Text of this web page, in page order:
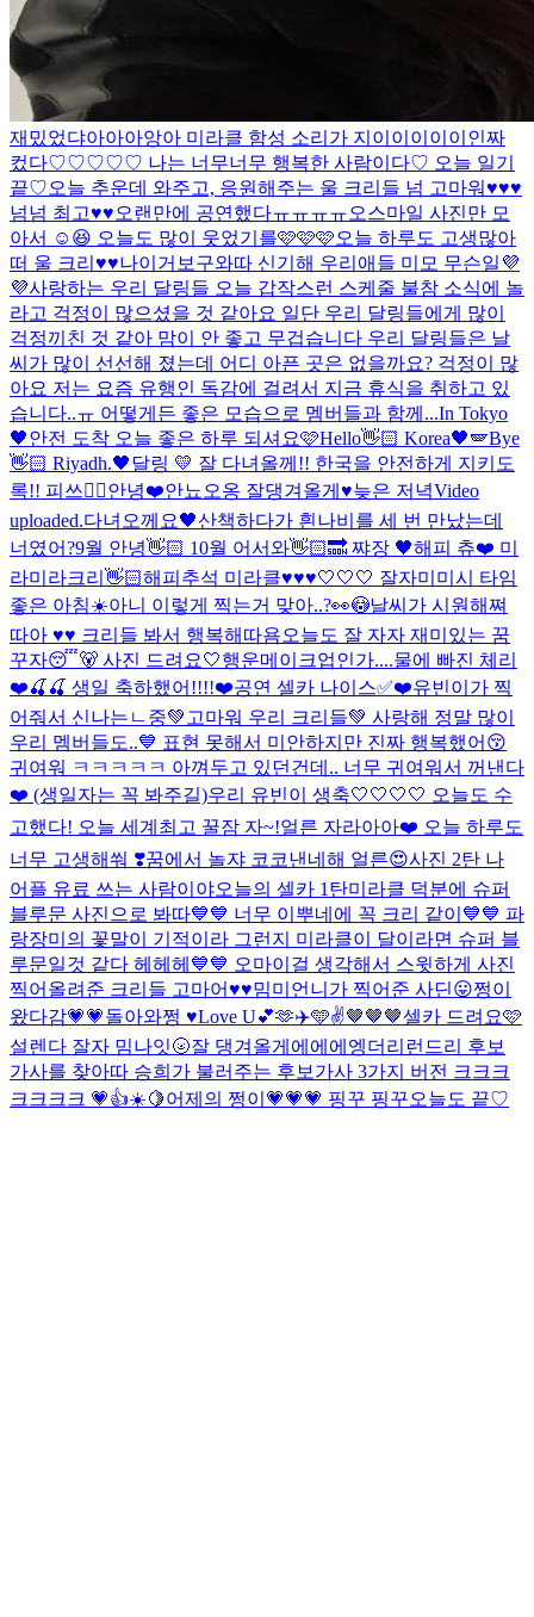
재밌었댜아아아앙아 미라클 함성 소리가 지이이이이이인짜
컸다♡♡♡♡♡ 나는 너무너무 행복한 사람이다♡ 오늘 일기
끝♡오늘 추운데 와주고, 응원해주는 울 크리들 넘 고마워♥♥♥
넘넘 최고♥♥오랜만에 공연했다ㅠㅠㅠㅠ오스마일 사진만 모
아서 ☺️😆 오늘도 많이 웃었기를🩷🩷🩷오늘 하루도 고생많아
떠 울 크리♥♥나이거보구와따 신기해 우리애들 미모 무슨일💜
💜사랑하는 우리 달링들 오늘 갑작스런 스케줄 불참 소식에 놀
라고 걱정이 많으셨을 것 같아요 일단 우리 달링들에게 많이
걱정끼친 것 같아 맘이 안 좋고 무겁습니다 우리 달링들은 날
씨가 많이 선선해 졌는데 어디 아픈 곳은 없을까요? 걱정이 많
아요 저는 요즘 유행인 독감에 걸려서 지금 휴식을 취하고 있
습니다..ㅠ 어떻게든 좋은 모습으로 멤버들과 함께...In Tokyo
🖤안전 도착 오늘 좋은 하루 되셔요🩷Hello👋🏻 Korea🖤🪽Bye
👋🏻 Riyadh.🖤달링 💛 잘 다녀올께!! 한국을 안전하게 지키도
록!! 피쓰✌🏻안녕❤️안뇨오옹 잘댕겨올게♥늦은 저녁Video
uploaded.다녀오께요🖤산책하다가 흰나비를 세 번 만났는데
너였어?9월 안녕👋🏻 10월 어서와👋🏻🔜 쨔장 🖤해피 츄❤️ 미
라미라크리👋🏻해피추석 미라클♥♥♥🤍🤍🤍 잘자미미시 타임
좋은 아침☀️아니 이렇게 찍는거 맞아..?👀😳날씨가 시원해쪄
따아 ♥♥ 크리들 봐서 행복해따욤오늘도 잘 자자 재미있는 꿈
꾸자😴🐻 사진 드려요🤍행운메이크업인가....물에 빠진 체리
❤️🍒🍒 생일 축하했어!!!!❤️공연 셀카 나이스✅❤️유빈이가 찍
어줘서 신나는ㄴ중💚 고마워 우리 크리들💚 사랑해 정말 많이
우리 멤버들도..💙 표현 못해서 미안하지만 진짜 행복했어😚
귀여워 ㅋㅋㅋㅋㅋ 아껴두고 있던건데.. 너무 귀여워서 꺼낸다
❤️ (생일자는 꼭 봐주길)우리 유빈이 생축🤍🤍🤍🤍 오늘도 수
고했다! 오늘 세계최고 꿀잠 자~!얼른 자라아아❤️ 오늘 하루도
너무 고생해쒀 ❣️꿈에서 놀쟈 코코낸네해 얼른😍사진 2탄 나
어플 유료 쓰는 사람이야오늘의 셀카 1탄미라클 덕분에 슈퍼
블루문 사진으로 봐따💙💙 너무 이뿌네에 꼭 크리 같이💙💙 파
랑장미의 꽃말이 기적이라 그런지 미라클이 달이라면 슈퍼 블
루문일것 같다 헤헤헤💙💙 오마이걸 생각해서 스윗하게 사진
찍어올려준 크리들 고마어♥♥밈미언니가 찍어준 사딘😛쩡이
왔다감💗💗돌아와쩡 ♥Love U💕🫶✈️🩵✌️🤎🤎🤎셀카 드려요🩷
설렌다 잘자 밈나잇🌝잘 댕겨올게에에에엥더리런드리 후보
가사를 찾아따 승희가 불러주는 후보가사 3가지 버전 크크크
크크크크 💗👍☀️🍋어제의 쩡이💗💗💗 핑꾸 핑꾸오늘도 끝♡